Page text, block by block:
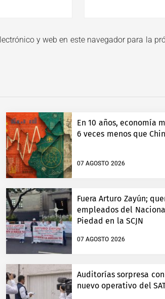
y web en este navegador para la
En 10 años, economía
6 veces menos que
07 AGOSTO 2026
Fuera Arturo Zayún;
empleados del
Piedad en la SCJN
07 AGOSTO 2026
Auditorías sorpresa
nuevo operativo del